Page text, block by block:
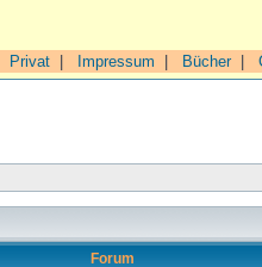
Privat Impressum Bücher|
Forum